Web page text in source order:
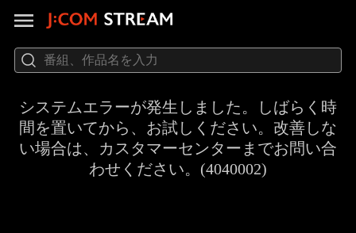
システムエラーが発生しました。しばらく時
間を置いてから、お試しください。改善しな
い場合は、カスタマーセンターまでお問い合
わせください。(4040002)